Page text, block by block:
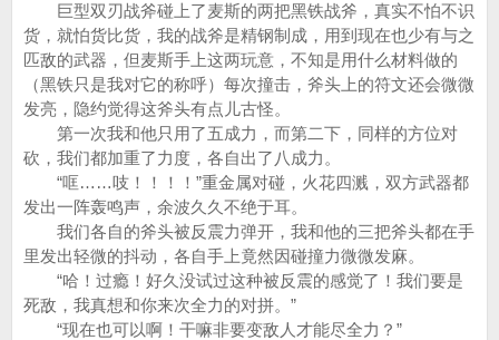
巨型双刃战斧碰上了麦斯的两把黑铁战斧，真实不怕不识
货，就怕货比货，我的战斧是精钢制成，用到现在也少有与之
匹敌的武器，但麦斯手上这两玩意，不知是用什么材料做的
（黑铁只是我对它的称呼）每次撞击，斧头上的符文还会微微
发亮，隐约觉得这斧头有点儿古怪。
第一次我和他只用了五成力，而第二下，同样的方位对
砍，我们都加重了力度，各自出了八成力。
“哐……吱！！！！”重金属对碰，火花四溅，双方武器都
发出一阵轰鸣声，余波久久不绝于耳。
我们各自的斧头被反震力弹开，我和他的三把斧头都在手
里发出轻微的抖动，各自手上竟然因碰撞力微微发麻。
“哈！过瘾！好久没试过这种被反震的感觉了！我们要是
死敌，我真想和你来次全力的对拼。”
“现在也可以啊！干嘛非要变敌人才能尽全力？”